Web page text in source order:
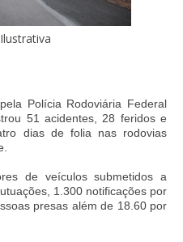
Polícia Rodoviária Federal
51 acidentes, 28 feridos e
dias de folia nas rodovias
de veículos submetidos a
1.300 notificações por
presas além de 18.60 por